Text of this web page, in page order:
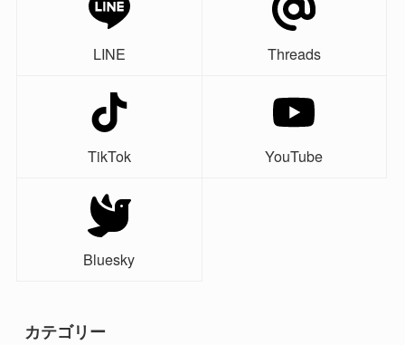
LINE Threads
TikTok YouTube
Bluesky
カテゴリー